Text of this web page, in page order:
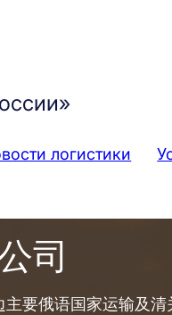
логистики
司
要俄语国家运输及